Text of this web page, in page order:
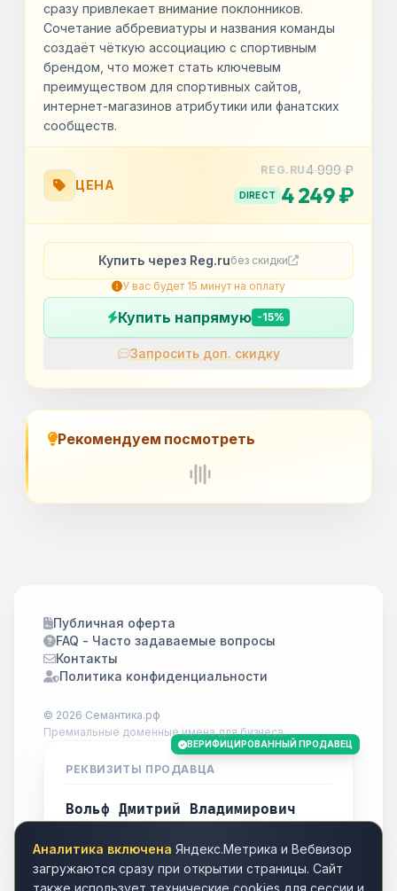
Аналитика включена Яндекс.Метрика и Вебвизор
загружаются сразу при открытии страницы. Сайт
также использует технические cookies для сессии и
сразу привлекает внимание поклонников.
Сочетание аббревиатуры и названия команды
создаёт чёткую ассоциацию с спортивным
брендом, что может стать ключевым
преимуществом для спортивных сайтов,
интернет-магазинов атрибутики или фанатских
сообществ.
ЦЕНА
REG.RU4 999 ₽
DIRECT 4 249 ₽
Купить через Reg.ruбез скидки
У вас будет 15 минут на оплату
Купить напрямую -15%
Запросить доп. скидку
Рекомендуем посмотреть
Публичная оферта
FAQ - Часто задаваемые вопросы
Контакты
Политика конфиденциальности
© 2026 Семантика.рф
Премиальные доменные имена для бизнеса.
ВЕРИФИЦИРОВАННЫЙ ПРОДАВЕЦ
РЕКВИЗИТЫ ПРОДАВЦА
Вольф Дмитрий Владимирович
Город
Томск